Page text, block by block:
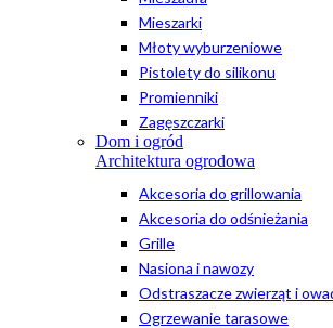
Mieszarki
Młoty wyburzeniowe
Pistolety do silikonu
Promienniki
Zagęszczarki
Dom i ogród
Architektura ogrodowa
Akcesoria do grillowania
Akcesoria do odśnieżania
Grille
Nasiona i nawozy
Odstraszacze zwierząt i
Ogrzewanie tarasowe